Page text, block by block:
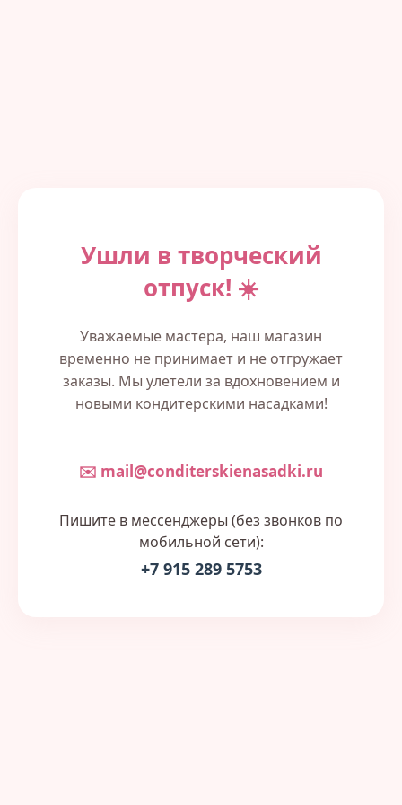
Ушли в творческий
отпуск! ☀️
Уважаемые мастера, наш магазин
временно не принимает и не отгружает
заказы. Мы улетели за вдохновением и
новыми кондитерскими насадками!
✉️ mail@conditerskienasadki.ru
Пишите в мессенджеры (без звонков по
мобильной сети):
+7 915 289 5753